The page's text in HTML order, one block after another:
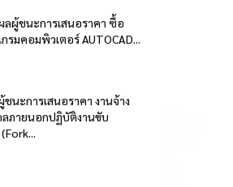
ลผู้ชนะการเสนอราคา ซื้อ
รมคอมพิวเตอร์ AUTOCAD...
นะการเสนอราคา งานจ้าง
ลภายนอกปฏิบัติงานขับ